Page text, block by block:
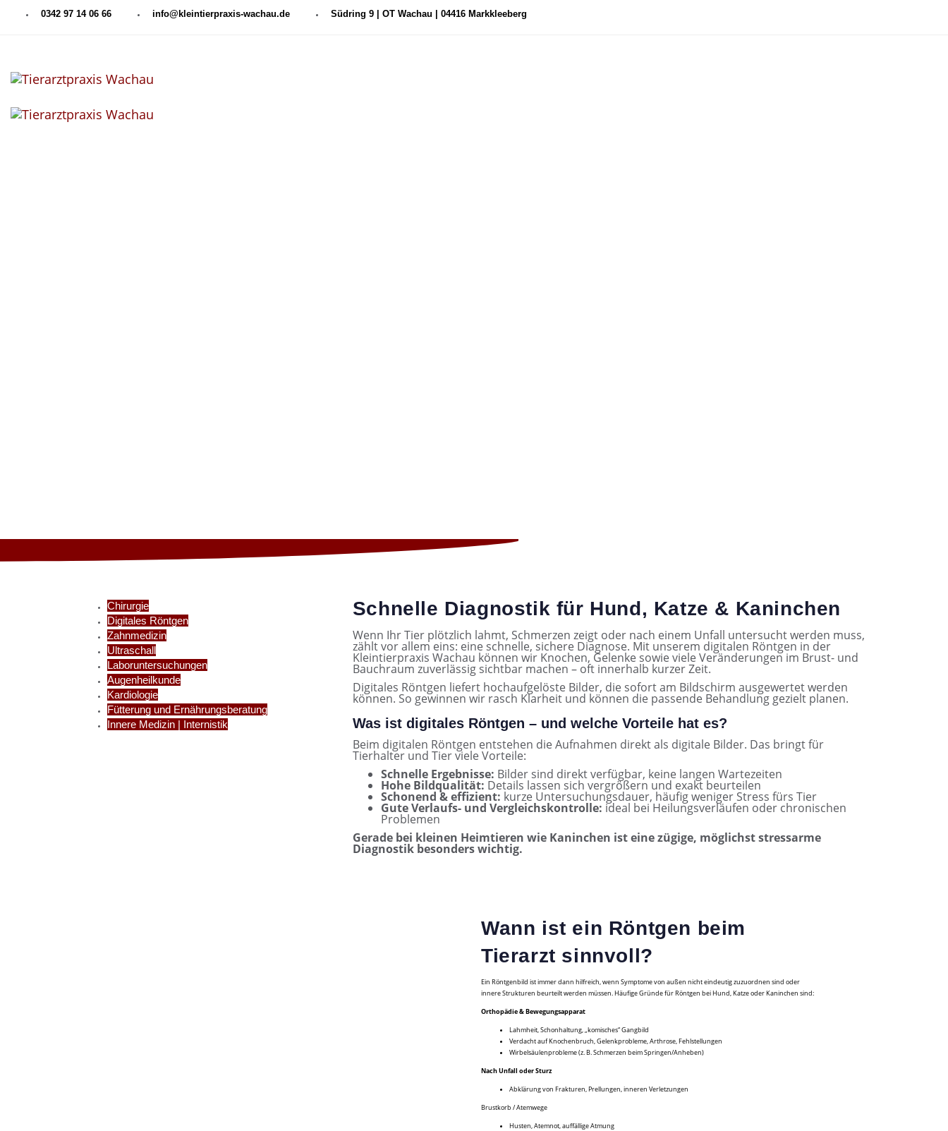
0342 97 14 06 66 info@kleintierpraxis-wachau.de Südring 9 | OT Wachau | 04416 Markkleeberg
Chirurgie
Digitales Röntgen
Zahnmedizin
Ultraschall
Laboruntersuchungen
Augenheilkunde
Kardiologie
Fütterung und Ernährungsberatung
Innere Medizin | Internistik
Schnelle Diagnostik für Hund, Katze & Kaninchen
Wenn Ihr Tier plötzlich lahmt, Schmerzen zeigt oder nach einem Unfall untersucht werden muss,
zählt vor allem eins: eine schnelle, sichere Diagnose. Mit unserem digitalen Röntgen in der
Kleintierpraxis Wachau können wir Knochen, Gelenke sowie viele Veränderungen im Brust- und
Bauchraum zuverlässig sichtbar machen – oft innerhalb kurzer Zeit.
Digitales Röntgen liefert hochaufgelöste Bilder, die sofort am Bildschirm ausgewertet werden
können. So gewinnen wir rasch Klarheit und können die passende Behandlung gezielt planen.
Was ist digitales Röntgen – und welche Vorteile hat es?
Beim digitalen Röntgen entstehen die Aufnahmen direkt als digitale Bilder. Das bringt für
Tierhalter und Tier viele Vorteile:
Schnelle Ergebnisse: Bilder sind direkt verfügbar, keine langen Wartezeiten
Hohe Bildqualität: Details lassen sich vergrößern und exakt beurteilen
Schonend & effizient: kurze Untersuchungsdauer, häufig weniger Stress fürs Tier
Gute Verlaufs- und Vergleichskontrolle: ideal bei Heilungsverläufen oder chronischen
Problemen
Gerade bei kleinen Heimtieren wie Kaninchen ist eine zügige, möglichst stressarme
Diagnostik besonders wichtig.
Wann ist ein Röntgen beim
Tierarzt sinnvoll?
Ein Röntgenbild ist immer dann hilfreich, wenn Symptome von außen nicht eindeutig zuzuordnen sind oder
innere Strukturen beurteilt werden müssen. Häufige Gründe für Röntgen bei Hund, Katze oder Kaninchen sind:
Orthopädie & Bewegungsapparat
Lahmheit, Schonhaltung, „komisches“ Gangbild
Verdacht auf Knochenbruch, Gelenkprobleme, Arthrose, Fehlstellungen
Wirbelsäulenprobleme (z. B. Schmerzen beim Springen/Anheben)
Nach Unfall oder Sturz
Abklärung von Frakturen, Prellungen, inneren Verletzungen
Brustkorb / Atemwege
Husten, Atemnot, auffällige Atmung